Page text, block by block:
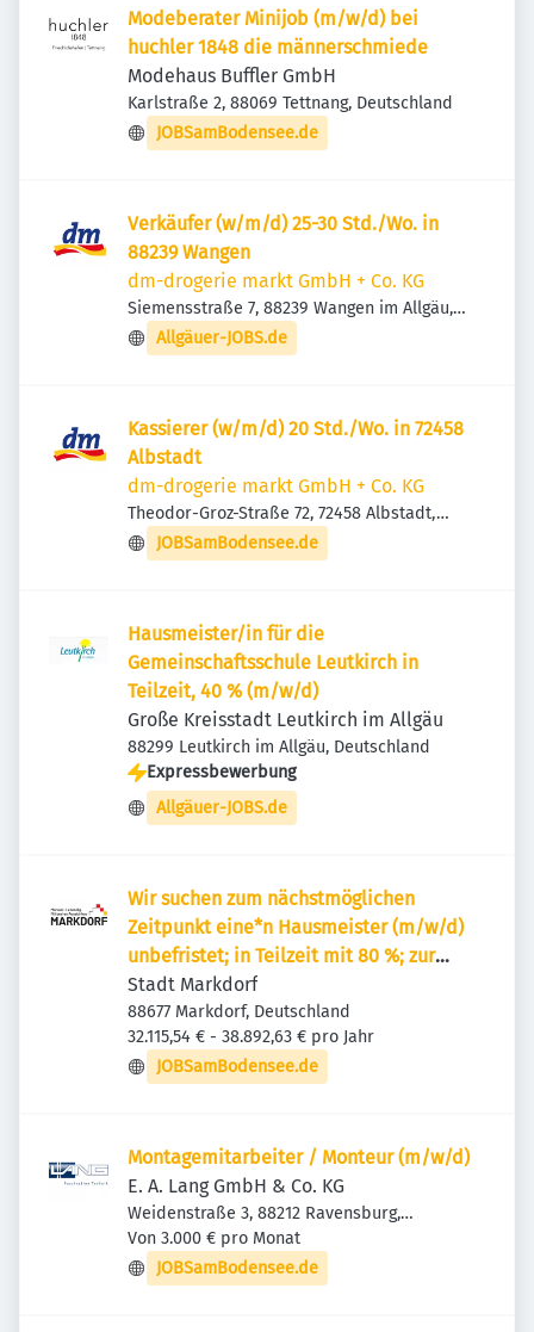
Modeberater Minijob (m/w/d) bei
huchler 1848 die männerschmiede
Modehaus Buffler GmbH
Karlstraße 2, 88069 Tettnang, Deutschland
JOBSamBodensee.de
Verkäufer (w/m/d) 25-30 Std./Wo. in
88239 Wangen
dm-drogerie markt GmbH + Co. KG
Siemensstraße 7, 88239 Wangen im Allgäu,
Deutschland
Allgäuer-JOBS.de
Kassierer (w/m/d) 20 Std./Wo. in 72458
Albstadt
dm-drogerie markt GmbH + Co. KG
Theodor-Groz-Straße 72, 72458 Albstadt,
Deutschland
JOBSamBodensee.de
Hausmeister/in für die
Gemeinschaftsschule Leutkirch in
Teilzeit, 40 % (m/w/d)
Große Kreisstadt Leutkirch im Allgäu
88299 Leutkirch im Allgäu, Deutschland
Expressbewerbung
Allgäuer-JOBS.de
Wir suchen zum nächstmöglichen
Zeitpunkt eine*n Hausmeister (m/w/d)
unbefristet; in Teilzeit mit 80 %; zur
Verstärkung unseres Teams im
städtischen Stadtbauamt.
Stadt Markdorf
88677 Markdorf, Deutschland
32.115,54 € - 38.892,63 € pro Jahr
JOBSamBodensee.de
Montagemitarbeiter / Monteur (m/w/d)
E. A. Lang GmbH & Co. KG
Weidenstraße 3, 88212 Ravensburg,
Deutschland
Von 3.000 € pro Monat
JOBSamBodensee.de